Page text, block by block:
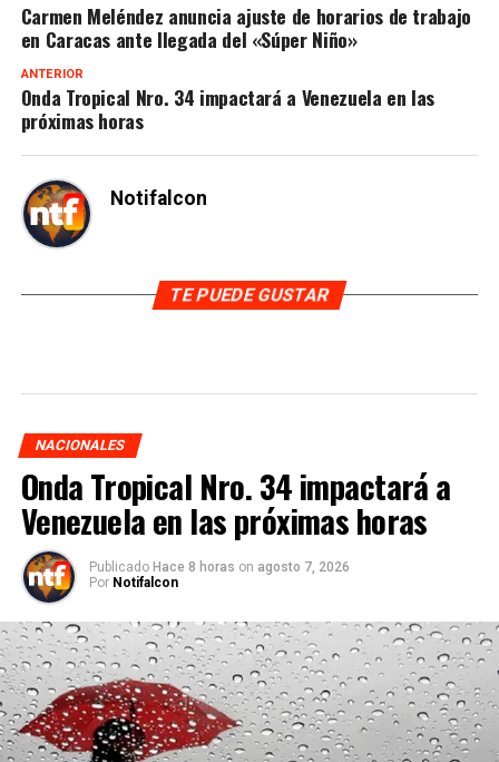
Carmen Meléndez anuncia ajuste de horarios de trabajo
en Caracas ante llegada del «Súper Niño»
ANTERIOR
Onda Tropical Nro. 34 impactará a Venezuela en las
próximas horas
Notifalcon
TE PUEDE GUSTAR
NACIONALES
Onda Tropical Nro. 34 impactará a
Venezuela en las próximas horas
Publicado Hace 8 horas on agosto 7, 2026
Por Notifalcon